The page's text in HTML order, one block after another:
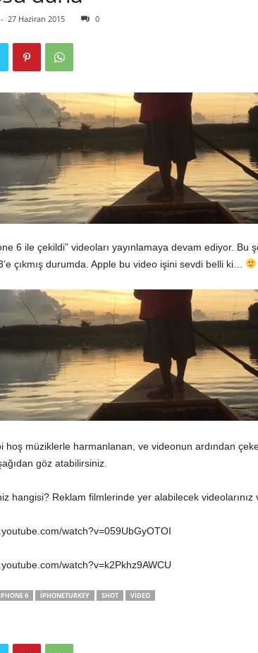
i
l
m
a
27 Haziran 2015 0
6 ile çekildi” videoları yayınlamaya devam ediyor. Bu
çıkmış durumda. Apple bu video işini sevdi belli ki…
hoş müziklerle harmanlanan, ve videonun ardından
göz atabilirsiniz.
hangisi? Reklam filmlerinde yer alabilecek videolarınız
watch?v=059UbGyOTOI
watch?v=k2Pkhz9AWCU
IPHONE 6 IPHONETURKEY SHOT VIDEO